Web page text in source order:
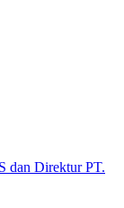
dan Direktur PT.